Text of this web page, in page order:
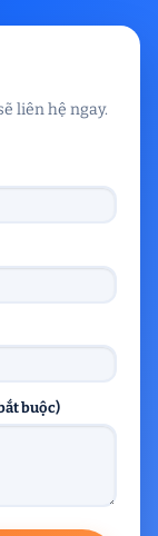
liên hệ ngay.
buộc)